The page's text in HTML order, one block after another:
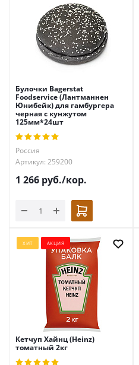
Булочки Bagerstat
Foodservice (Лантманнен
Юнибейк) для гамбургера
черная с кунжутом
125мм*24шт
Россия
Артикул: 259200
1 266 руб./кор.
ХИТ АКЦИЯ
Кетчуп Хайнц (Heinz)
томатный 2кг